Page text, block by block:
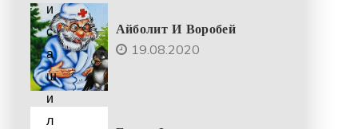
Айболит И Воробей
19.08.2020
и
с
а
ш
и
л